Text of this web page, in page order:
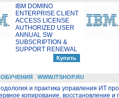
IBM DOMINO
ENTERPRISE CLIENT
ACCESS LICENSE
AUTHORIZED USER
ANNUAL SW
SUBSCRIPTION &
SUPPORT RENEWAL
WWW.ITSHOP.RU
и практика управления ИТ
копирование, восстановление